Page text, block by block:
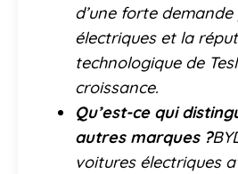
d’une forte
électriques et la
technologique de
croissance.
Qu’est-ce qui
autres marques ?
voitures électriques